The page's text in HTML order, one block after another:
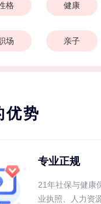
格 健康
场 亲子
优势
专业正规
21年社保与健康
业执照、人力资